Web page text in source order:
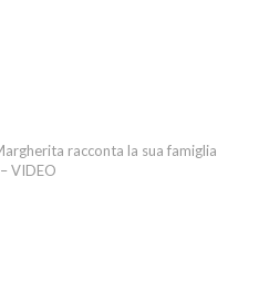
racconta la sua famiglia
VIDEO